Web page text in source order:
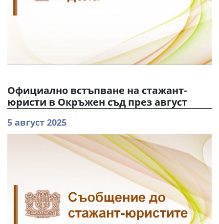
Официално встъпване на стажант-
юристи в Окръжен съд през август
5 август 2025